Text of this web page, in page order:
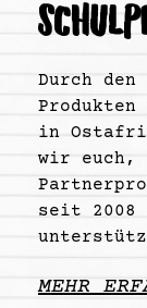
Durch
Produkten
in
wir euch,
seit 2008
MEHR